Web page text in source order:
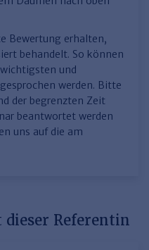
Bewertung erhalten,
behandelt. So können
und
werden. Bitte
der begrenzten Zeit
beantwortet werden
uns auf die am
Referentin